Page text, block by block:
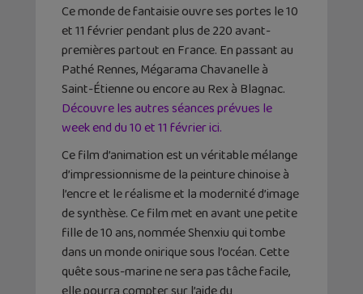
Ce monde de fantaisie ouvre ses portes le 10
et 11 février pendant plus de 220 avant-
premières partout en France. En passant au
Pathé Rennes, Mégarama Chavanelle à
Saint-Étienne ou encore au Rex à Blagnac.
Découvre les autres séances prévues le
week end du 10 et 11 février ici.
Ce film d’animation est un véritable mélange
d’impressionnisme de la peinture chinoise à
l’encre et le réalisme et la modernité d’image
de synthèse. Ce film met en avant une petite
fille de 10 ans, nommée Shenxiu qui tombe
dans un monde onirique sous l’océan. Cette
quête sous-marine ne sera pas tâche facile,